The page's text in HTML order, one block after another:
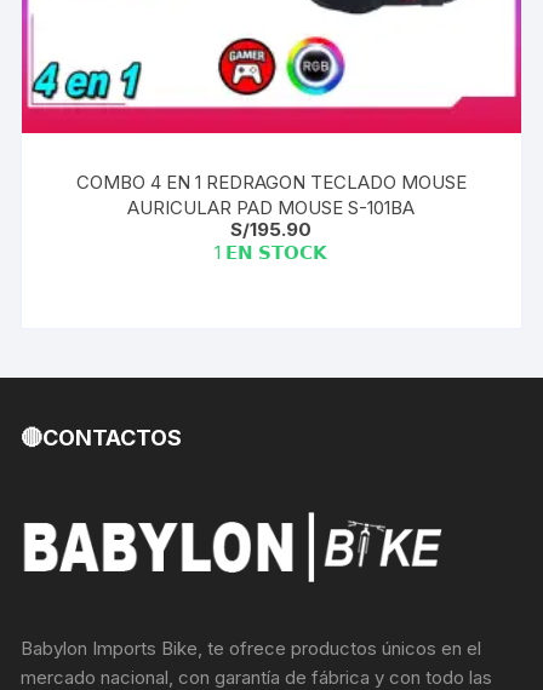
COMBO 4 EN 1 REDRAGON TECLADO MOUSE
AURICULAR PAD MOUSE S-101BA
S/195.90
1 𝗘𝗡 𝗦𝗧𝗢𝗖𝗞
🔴CONTACTOS
Babylon Imports Bike, te ofrece productos únicos en el
mercado nacional, con garantía de fábrica y con todo las